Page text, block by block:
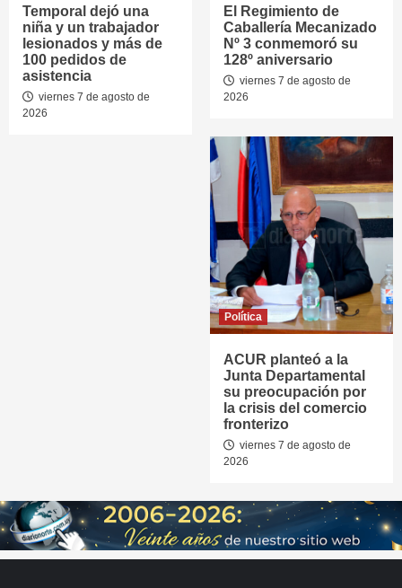
Temporal dejó una
niña y un trabajador
lesionados y más de
100 pedidos de
asistencia
viernes 7 de agosto de
2026
El Regimiento de
Caballería Mecanizado
Nº 3 conmemoró su
128º aniversario
viernes 7 de agosto de
2026
Política
ACUR planteó a la
Junta Departamental
su preocupación por
la crisis del comercio
fronterizo
viernes 7 de agosto de
2026